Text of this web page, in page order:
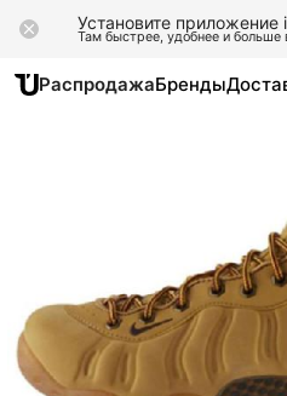
Установите приложение
Там быстрее, удобнее и больше
РаспродажаБренды